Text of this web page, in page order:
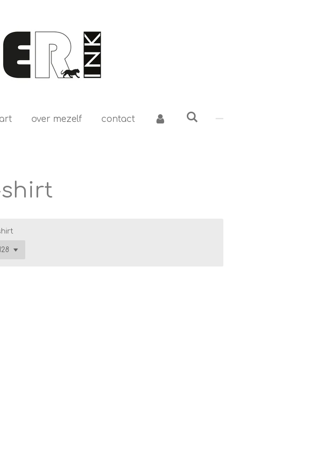
over mezelf contact